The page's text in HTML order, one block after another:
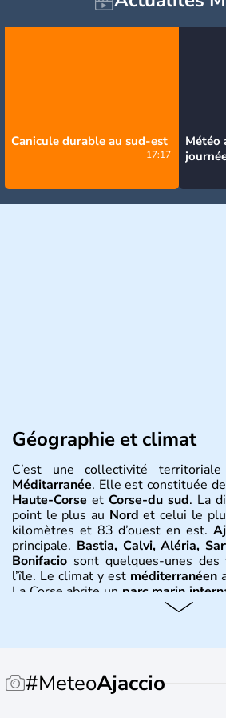
Canicule durable au sud-est
17:17
Météo
la
la
Géographie et climat
C’est une collectivité
Méditarranée. Elle est constituée
Haute-Corse et Corse-du sud. La
point le plus au Nordet celui le
kilomètres et 83 d’ouest en est.
principale. Bastia, Calvi, Aléria,
Bonifacio sont quelques-unes
l’île. Le climat y est méditerranéen
La Corse abrite un parc marin
parc naturel
Histoire et administration
Les premiers signes
#MeteoAjaccio